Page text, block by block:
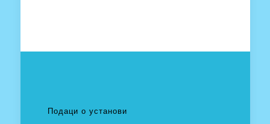
Подаци о установи